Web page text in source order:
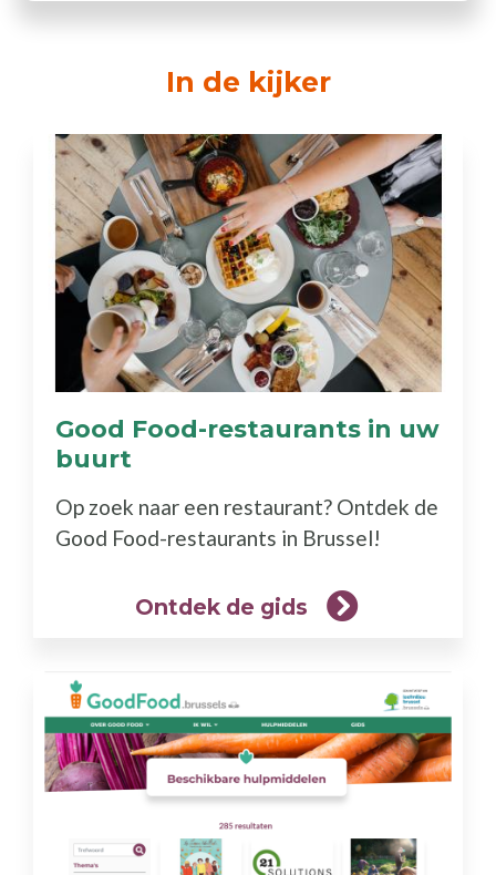
In de kijker
Good Food-restaurants in uw
buurt
gids)
Op zoek naar een restaurant? Ontdek de
Good Food-restaurants in Brussel!
Ontdek de gids